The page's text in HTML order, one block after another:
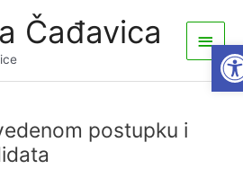
Čađavica
Main
Menu
postupku i